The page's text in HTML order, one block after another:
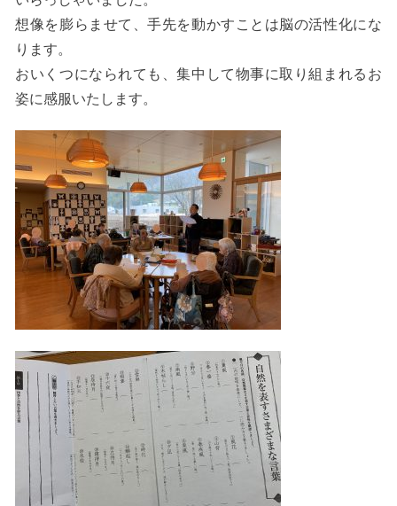
想像を膨らませて、手先を動かすことは脳の活性化にな
ります。
おいくつになられても、集中して物事に取り組まれるお
姿に感服いたします。